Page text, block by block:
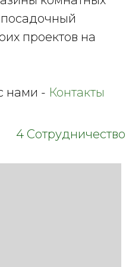
4
посадочный
проектов на
нами - Контакты